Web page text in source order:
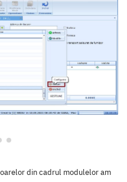
din cadrul modulelor am